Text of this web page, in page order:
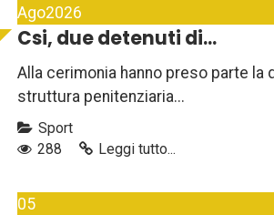
Ago2026
Csi, due detenuti di...
Alla cerimonia hanno preso parte la
struttura penitenziaria...
Sport
288
Leggi tutto...
05